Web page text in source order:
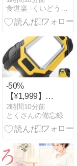
-50%
【¥1,999】
◤Truvatronix
LED作業灯
8000mAh マグ
ク付き
2時間10分前
とくさんの備忘録